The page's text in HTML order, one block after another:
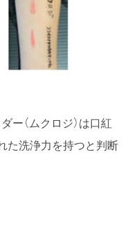
ー（ムクロジ）は口紅
た洗浄力を持つと判断